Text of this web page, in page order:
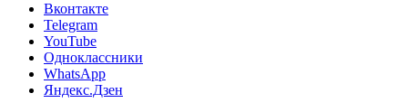
Вконтакте
Telegram
YouTube
Одноклассники
WhatsApp
Яндекс.Дзен